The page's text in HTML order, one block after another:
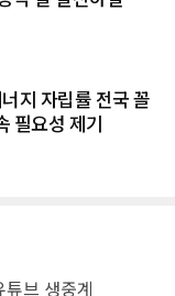
지 자립률 전국 꼴
필요성 제기
브 생중계